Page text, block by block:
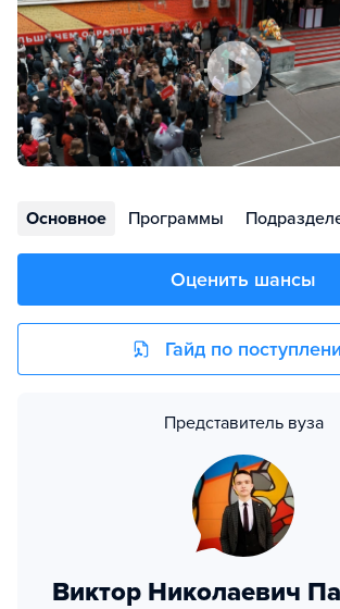
Основное Программы
Оценить шансы
Гайд по
Представитель вуза
Виктор Николаевич